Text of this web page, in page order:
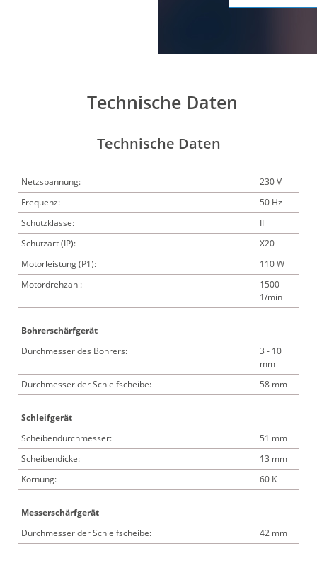
Technische Daten
Technische Daten
Netzspannung:
230 V
Frequenz:
50 Hz
Schutzklasse:
II
Schutzart (IP):
X20
Motorleistung (P1):
110 W
Motordrehzahl:
1500
1/min
Bohrerschärfgerät
Durchmesser des Bohrers:
3 - 10
mm
Durchmesser der Schleifscheibe:
58 mm
Schleifgerät
Scheibendurchmesser:
51 mm
Scheibendicke:
13 mm
Körnung:
60 K
Messerschärfgerät
Durchmesser der Schleifscheibe:
42 mm